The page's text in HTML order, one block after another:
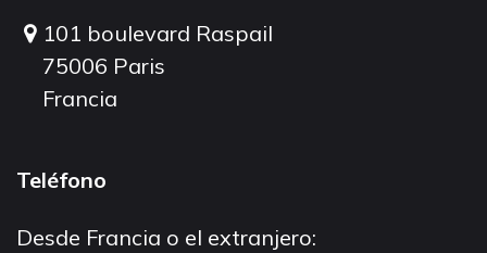
101 boulevard Raspail
75006 Paris
Francia
Teléfono
Desde Francia o el extranjero: